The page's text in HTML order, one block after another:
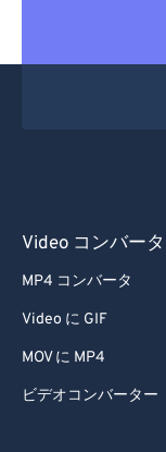
Video コンバータ
MP4 コンバータ
Video に GIF
MOV に MP4
ビデオコンバーター